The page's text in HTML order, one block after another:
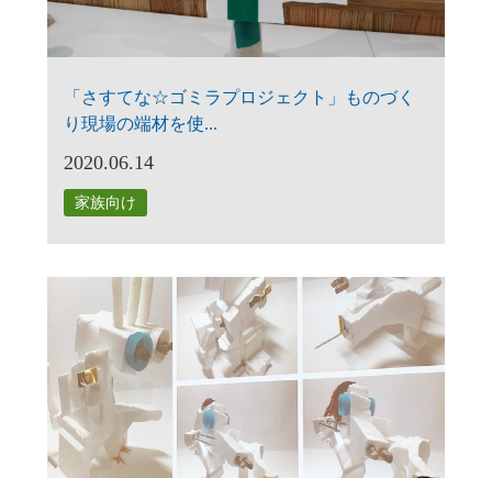
「さすてな☆ゴミラプロジェクト」ものづく
り現場の端材を使...
2020.06.14
家族向け